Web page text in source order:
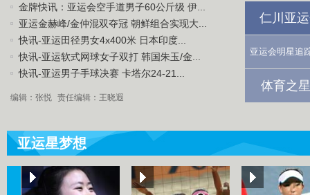
金牌快讯：亚运会空手道男子60公斤级 伊...
亚运金赫峰/金仲混双夺冠 朝鲜组合实现大...
快讯-亚运田径男女4x400米 日本印度...
快讯-亚运软式网球女子双打 韩国朱玉/金...
快讯-亚运男子手球决赛 卡塔尔24-21...
编辑：张悦 责任编辑：王晓遐
仁川亚
亚运会明星追
体育之
亚运星梦想